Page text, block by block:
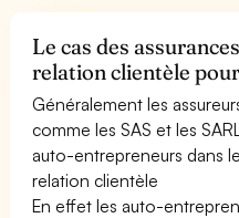
Le cas des
relation clientèle
Généralement les
comme les SAS et les
auto-entrepreneurs dans
relation clientèle
En effet les auto-